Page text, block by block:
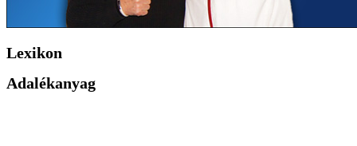
Lexikon
Adalékanyag